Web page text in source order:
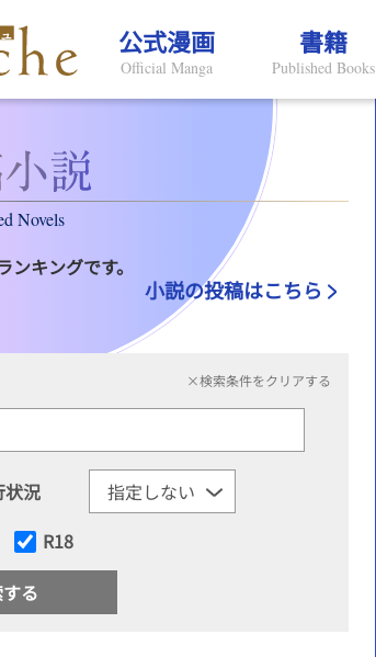
公式漫画
Official Manga
書籍
Published Books
Novels
キングです。
小説の投稿はこちら
×検索条件をクリアする
状況
R18